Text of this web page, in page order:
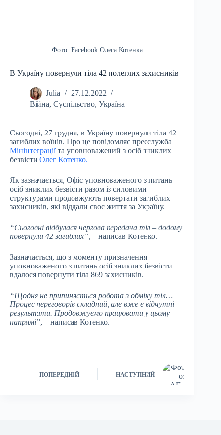
Фото: Facebook Олега Котенка
В Україну повернули тіла 42 полеглих захисників
Julia
27.12.2022
Війна, Суспільство, Україна
Сьогодні, 27 грудня, в Україну повернули тіла 42
загиблих воїнів. Про це повідомляє пресслужба
Мінінтеграціїта уповноважений з осіб зниклих
безвісти Олег Котенко.
Як зазначається, Офіс уповноваженого з питань
осіб зниклих безвісти разом із силовими
структурами продовжують повертати загиблих
захисників, які віддали своє життя за Україну.
“Сьогодні відбулася чергова передача тіл – додому
повернули 42 загиблих”, – написав Котенко.
Зазначається, що з моменту призначення
уповноваженого з питань осіб зниклих безвісти
вдалося повернути тіла 869 захисників.
“Щодня не припиняється робота з обміну тіл…
Процес переговорів складний, але вже є відчутні
результати. Продовжуємо працювати у цьому
напрямі”, – написав Котенко.
ПОПЕРЕДНІЙ НАСТУПНИЙ